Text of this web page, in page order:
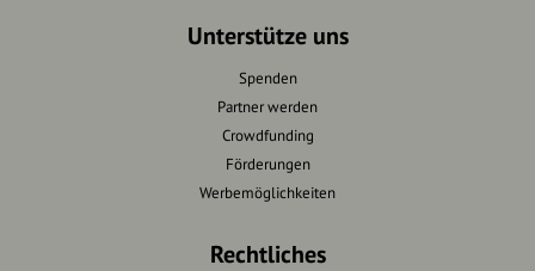
Unterstütze uns
Spenden
Partner werden
Crowdfunding
Förderungen
Werbemöglichkeiten
Rechtliches